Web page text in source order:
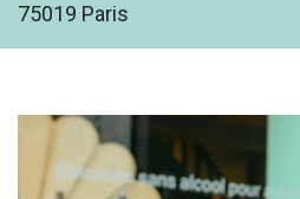
75019 Paris